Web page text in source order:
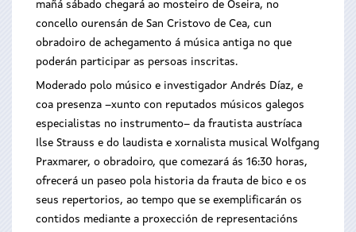
mañá sábado chegará ao mosteiro de Oseira, no
concello ourensán de San Cristovo de Cea, cun
obradoiro de achegamento á música antiga no que
poderán participar as persoas inscritas.
Moderado polo músico e investigador Andrés Díaz, e
coa presenza –xunto con reputados músicos galegos
especialistas no instrumento– da frautista austríaca
Ilse Strauss e do laudista e xornalista musical Wolfgang
Praxmarer, o obradoiro, que comezará ás 16:30 horas,
ofrecerá un paseo pola historia da frauta de bico e os
seus repertorios, ao tempo que se exemplificarán os
contidos mediante a proxección de representacións